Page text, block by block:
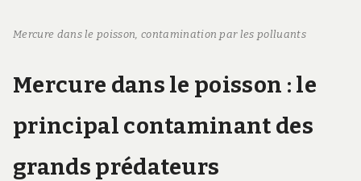
Mercure dans le poisson, contamination par les polluants
Mercure dans le poisson : le
principal contaminant des
grands prédateurs